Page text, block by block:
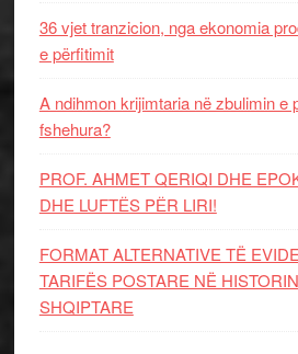
36 vjet tranzicion, nga ekonomia
e përfitimit
A ndihmon krijimtaria në zbulimin e
fshehura?
PROF. AHMET QERIQI DHE
DHE LUFTЁS PЁR LIRI!
FORMAT ALTERNATIVE TË
TARIFËS POSTARE NË
SHQIPTARE